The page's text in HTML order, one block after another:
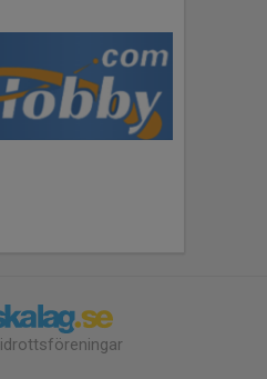
idrottsföreningar